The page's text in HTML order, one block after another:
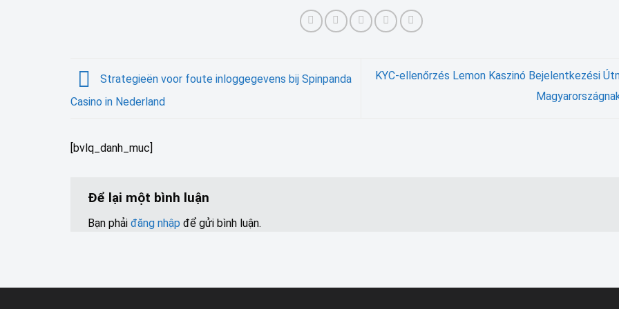
Strategieën voor foute inloggegevens bij Spinpanda
Casino in Nederland
KYC-ellenőrzés Lemon Kaszinó Bejelentkezési
[bvlq_danh_muc]
Để lại một bình luận
Bạn phải đăng nhập để gửi bình luận.